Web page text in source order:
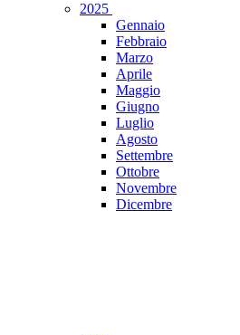
2025
Gennaio
Febbraio
Marzo
Aprile
Maggio
Giugno
Luglio
Agosto
Settembre
Ottobre
Novembre
Dicembre